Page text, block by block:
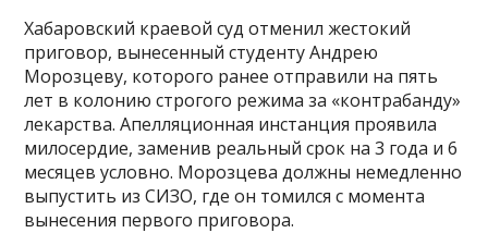
Хабаровский краевой суд отменил жестокий
приговор, вынесенный студенту Андрею
Морозцеву, которого ранее отправили на пять
лет в колонию строгого режима за «контрабанду»
лекарства. Апелляционная инстанция проявила
милосердие, заменив реальный срок на 3 года и 6
месяцев условно. Морозцева должны немедленно
выпустить из СИЗО, где он томился с момента
вынесения первого приговора.